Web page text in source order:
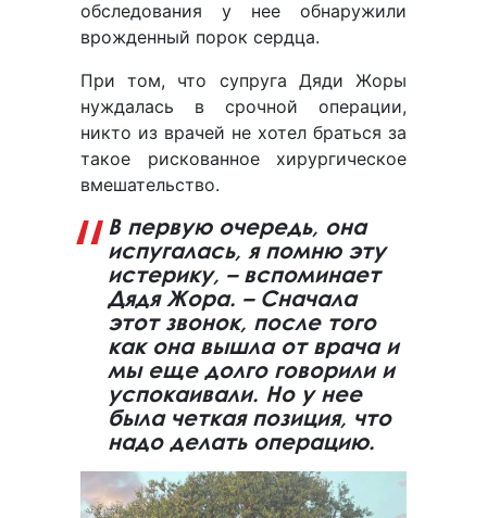
обследования у нее обнаружили
врожденный порок сердца.
При том, что супруга Дяди Жоры
нуждалась в срочной операции,
никто из врачей не хотел браться за
такое рискованное хирургическое
вмешательство.
В первую очередь, она
испугалась, я помню эту
истерику, – вспоминает
Дядя Жора. – Сначала
этот звонок, после того
как она вышла от врача и
мы еще долго говорили и
успокаивали. Но у нее
была четкая позиция, что
надо делать операцию.